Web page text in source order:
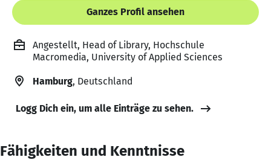
Ganzes Profil ansehen
Angestellt, Head of Library, Hochschule
Macromedia, University of Applied Sciences
Hamburg, Deutschland
Logg Dich ein, um alle Einträge zu sehen.
Fähigkeiten und Kenntnisse